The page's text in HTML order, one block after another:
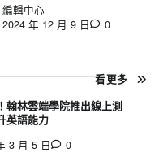
編輯中心
2024 年 12 月 9 日
0
看更多
翰林雲端學院推出線上測
英語能力
3 月 5 日
0